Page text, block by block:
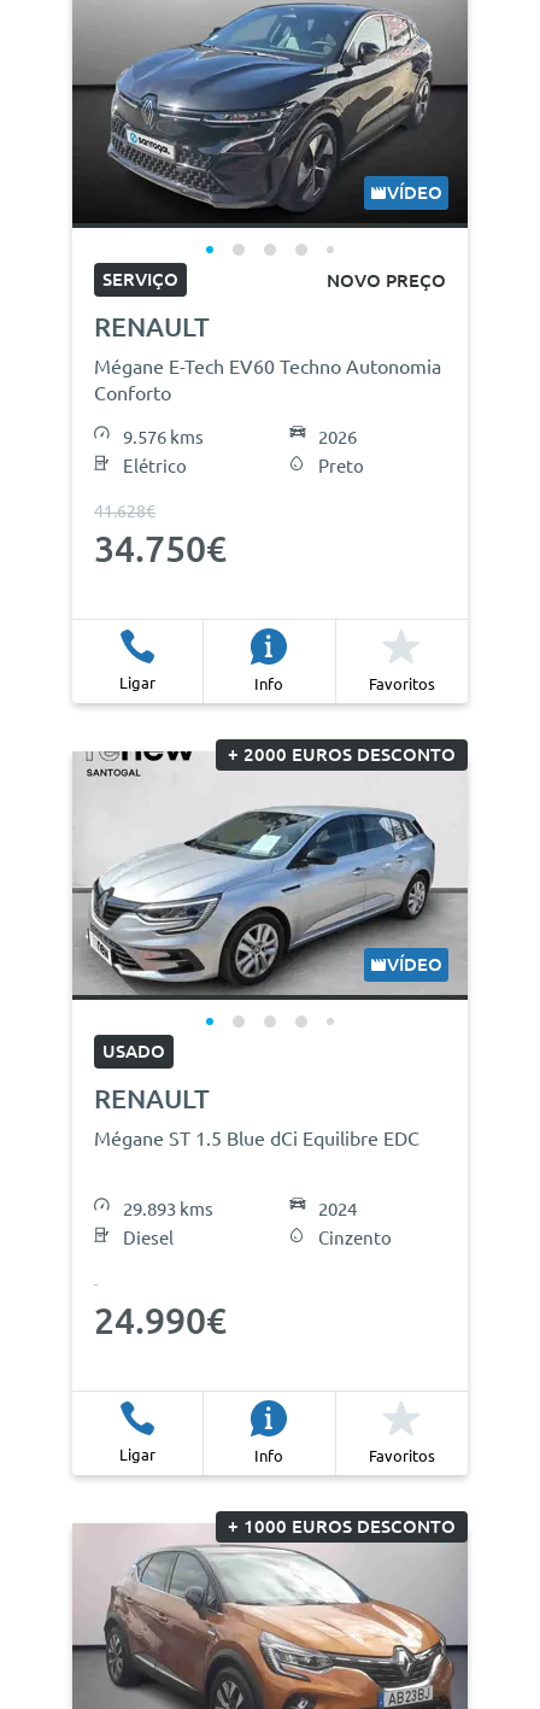
VÍDEO
SERVIÇO NOVO PREÇO
RENAULT
Mégane E-Tech EV60 Techno Autonomia
Conforto
9.576 kms
Elétrico
2026
Preto
41.628€
34.750€
Ligar Info Favoritos
+ 2000 EUROS DESCONTO
VÍDEO
USADO
RENAULT
Mégane ST 1.5 Blue dCi Equilibre EDC
29.893 kms
Diesel
2024
Cinzento
24.990€
Ligar Info Favoritos
+ 1000 EUROS DESCONTO